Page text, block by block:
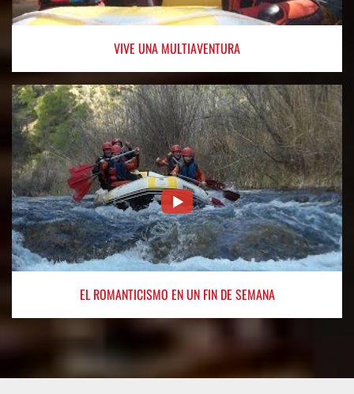
VIVE UNA MULTIAVENTURA
EL ROMANTICISMO EN UN FIN DE SEMANA